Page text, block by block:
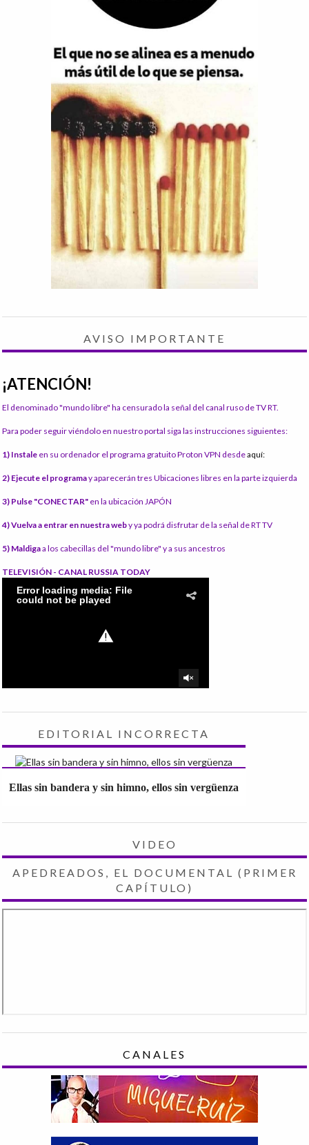
AVISO IMPORTANTE
¡ATENCIÓN!
El denominado "mundo libre" ha censurado la señal del canal ruso de TV RT.
Para poder seguir viéndolo en nuestro portal siga las instrucciones siguientes:
1) Instale en su ordenador el programa gratuito Proton VPN desdeaquí:
2) Ejecute el programay aparecerán tres Ubicaciones libres en la parte izquierda
3) Pulse "CONECTAR" en la ubicación JAPÓN
4) Vuelva a entrar en nuestra weby ya podrá disfrutar de la señal de RT TV
5) Maldigaa los cabecillas del "mundo libre" y a sus ancestros
TELEVISIÓN - CANAL RUSSIA TODAY
EDITORIAL INCORRECTA
Ellas sin bandera y sin himno, ellos sin vergüenza
VIDEO
APEDREADOS, EL DOCUMENTAL (PRIMER
CAPÍTULO)
CANALES